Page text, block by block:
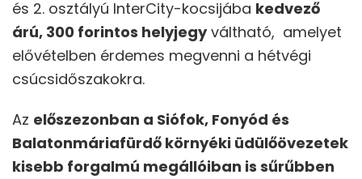
és 2. osztályú InterCity-kocsijába kedvező
árú, 300 forintos helyjegyváltható, amelyet
elővételben érdemes megvenni a hétvégi
csúcsidőszakokra.
Az előszezonban a Siófok, Fonyód és
Balatonmáriafürdő környéki üdülőövezetek
kisebb forgalmú megállóiban is sűrűbben